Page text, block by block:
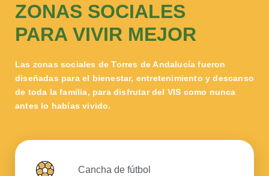
ZONAS SOCIALES
PARA VIVIR MEJOR
Las zonas sociales de Torres de Andalucía fueron
diseñadas para el bienestar, entretenimiento y descanso
de toda la familia, para disfrutar del VIS como nunca
antes lo habías vivido.
Cancha de fútbol